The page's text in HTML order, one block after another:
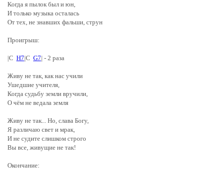
Когда я пылок был и юн,
И только музыка осталась
От тех, не знавших фальши, струн
Проигрыш:
|C H7|C G7| - 2 раза
Живу не так, как нас учили
Ушедшие учителя,
Когда судьбу земли вручили,
О чём не ведала земля
Живу не так... Но, слава Богу,
Я различаю свет и мрак,
И не судите слишком строго
Вы все, живущие не так!
Окончание: